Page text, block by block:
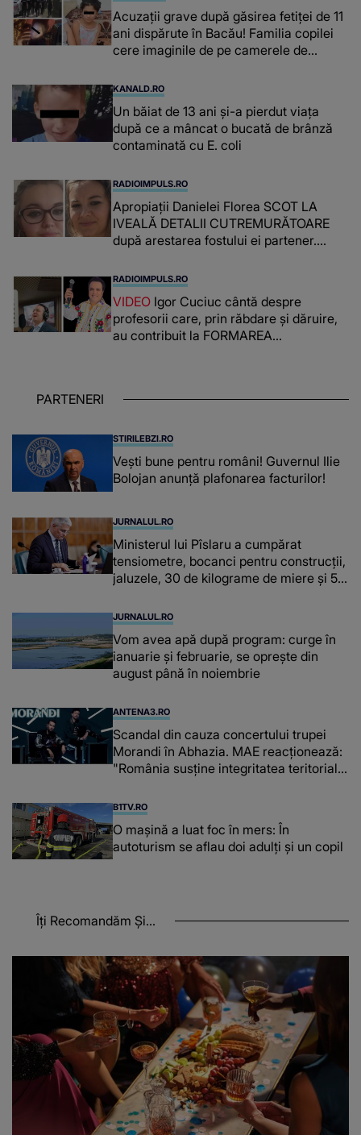
Acuzații grave după găsirea fetiței de 11
ani dispărute în Bacău! Familia copilei
cere imaginile de pe camerele de
mea...”
KANALD.RO
Un băiat de 13 ani și-a pierdut viața
după ce a mâncat o bucată de brânză
contaminată cu E. coli
RADIOIMPULS.RO
Apropiații Danielei Florea SCOT LA
IVEALĂ DETALII CUTREMURĂTOARE
după arestarea fostului ei partener.
românca ucisă în Italia și ascunsă în
lada unui pat: " Îmi pare rău că nu am
reușit să fac mai mult pentru ea și..."
RADIOIMPULS.RO
VIDEO Igor Cuciuc cântă despre
profesorii care, prin răbdare și dăruire,
au contribuit la FORMAREA
chiar și după trecerea anilor: "De
PARTENERI
STIRILEBZI.RO
Vești bune pentru români! Guvernul Ilie
Bolojan anunță plafonarea facturilor!
JURNALUL.RO
Ministerul lui Pîslaru a cumpărat
tensiometre, bocanci pentru construcții,
jaluzele, 30 de kilograme de miere și 50
JURNALUL.RO
Vom avea apă după program: curge în
ianuarie și februarie, se oprește din
august până în noiembrie
ANTENA3.RO
Scandal din cauza concertului trupei
Morandi în Abhazia. MAE reacționează:
"România susține integritatea teritorială
B1TV.RO
O maşină a luat foc în mers: În
autoturism se aflau doi adulți și un copil
Îți Recomandăm Și...